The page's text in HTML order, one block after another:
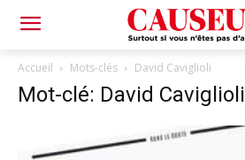
Accueil Mots-clés David Caviglioli
Mot-clé: David Caviglioli